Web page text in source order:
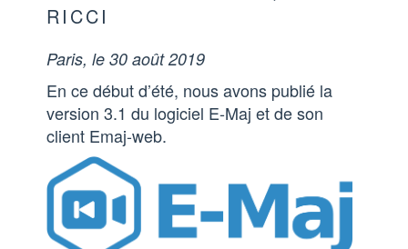
RICCI
Paris, le 30 août 2019
En ce début d’été, nous avons publié la
version 3.1 du logiciel E-Maj et de son
client Emaj-web.